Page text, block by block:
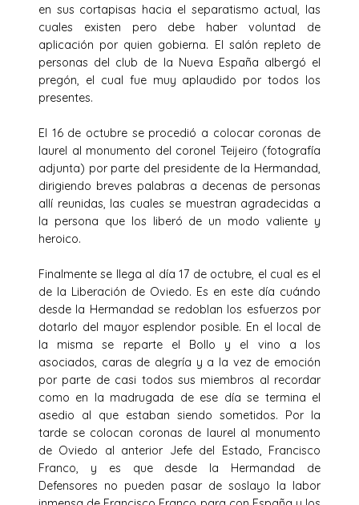
en sus cortapisas hacia el separatismo actual, las
cuales existen pero debe haber voluntad de
aplicación por quien gobierna. El salón repleto de
personas del club de la Nueva España albergó el
pregón, el cual fue muy aplaudido por todos los
presentes.
El 16 de octubre se procedió a colocar coronas de
laurel al monumento del coronel Teijeiro (fotografía
adjunta) por parte del presidente de la Hermandad,
dirigiendo breves palabras a decenas de personas
allí reunidas, las cuales se muestran agradecidas a
la persona que los liberó de un modo valiente y
heroico.
Finalmente se llega al día 17 de octubre, el cual es el
de la Liberación de Oviedo. Es en este día cuándo
desde la Hermandad se redoblan los esfuerzos por
dotarlo del mayor esplendor posible. En el local de
la misma se reparte el Bollo y el vino a los
asociados, caras de alegría y a la vez de emoción
por parte de casi todos sus miembros al recordar
como en la madrugada de ese día se termina el
asedio al que estaban siendo sometidos. Por la
tarde se colocan coronas de laurel al monumento
de Oviedo al anterior Jefe del Estado, Francisco
Franco, y es que desde la Hermandad de
Defensores no pueden pasar de soslayo la labor